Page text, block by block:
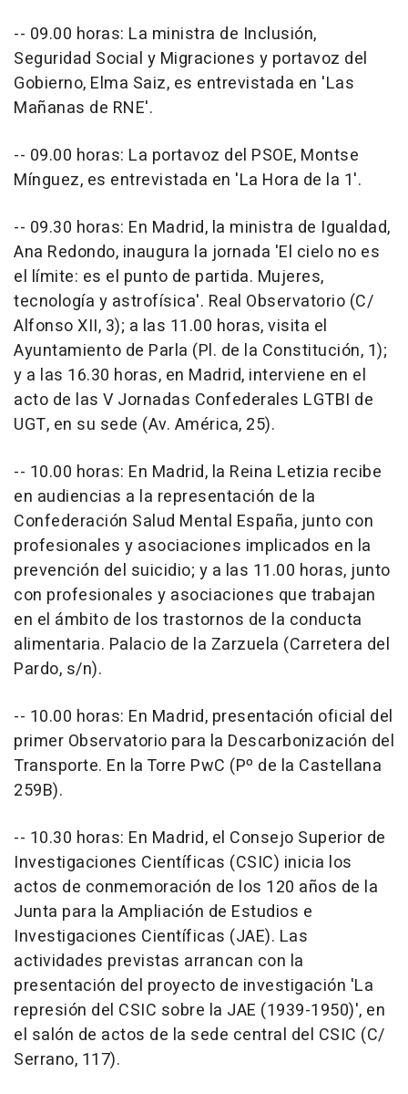
-- 09.00 horas: La ministra de Inclusión,
Seguridad Social y Migraciones y portavoz del
Gobierno, Elma Saiz, es entrevistada en 'Las
Mañanas de RNE'.
-- 09.00 horas: La portavoz del PSOE, Montse
Mínguez, es entrevistada en 'La Hora de la 1'.
-- 09.30 horas: En Madrid, la ministra de Igualdad,
Ana Redondo, inaugura la jornada 'El cielo no es
el límite: es el punto de partida. Mujeres,
tecnología y astrofísica'. Real Observatorio (C/
Alfonso XII, 3); a las 11.00 horas, visita el
Ayuntamiento de Parla (Pl. de la Constitución, 1);
y a las 16.30 horas, en Madrid, interviene en el
acto de las V Jornadas Confederales LGTBI de
UGT, en su sede (Av. América, 25).
-- 10.00 horas: En Madrid, la Reina Letizia recibe
en audiencias a la representación de la
Confederación Salud Mental España, junto con
profesionales y asociaciones implicados en la
prevención del suicidio; y a las 11.00 horas, junto
con profesionales y asociaciones que trabajan
en el ámbito de los trastornos de la conducta
alimentaria. Palacio de la Zarzuela (Carretera del
Pardo, s/n).
-- 10.00 horas: En Madrid, presentación oficial del
primer Observatorio para la Descarbonización del
Transporte. En la Torre PwC (Pº de la Castellana
259B).
-- 10.30 horas: En Madrid, el Consejo Superior de
Investigaciones Científicas (CSIC) inicia los
actos de conmemoración de los 120 años de la
Junta para la Ampliación de Estudios e
Investigaciones Científicas (JAE). Las
actividades previstas arrancan con la
presentación del proyecto de investigación 'La
represión del CSIC sobre la JAE (1939-1950)', en
el salón de actos de la sede central del CSIC (C/
Serrano, 117).